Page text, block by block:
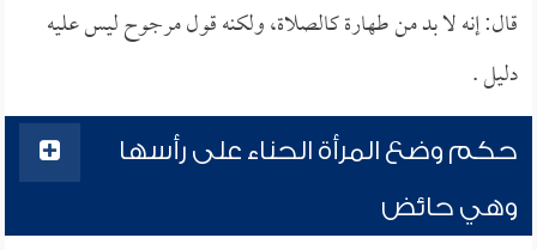
قال: إنه لا بد من طهارة كالصلاة، ولكنه قول مرجوح ليس عليه
دليل .
حكم وضع المرأة الحناء على رأسها
وهي حائض